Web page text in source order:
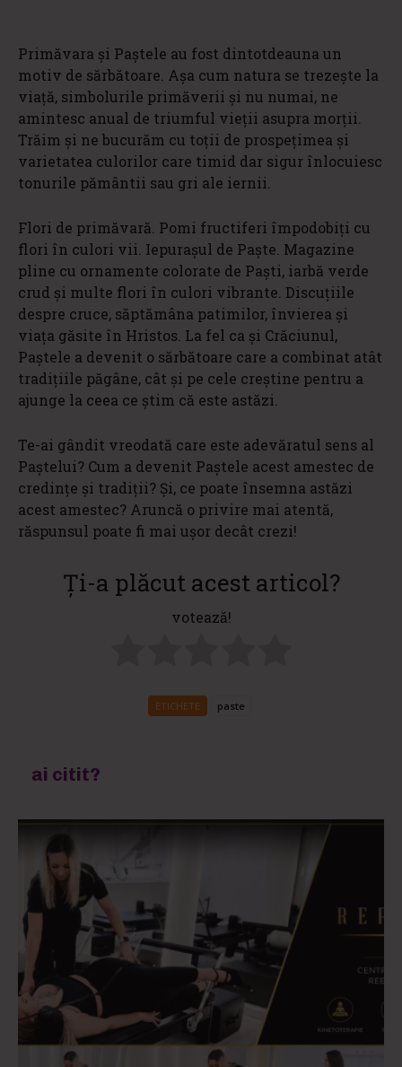
Primăvara și Paștele au fost dintotdeauna un
motiv de sărbătoare. Așa cum natura se trezește la
viață, simbolurile primăverii și nu numai, ne
amintesc anual de triumful vieții asupra morții.
Trăim și ne bucurăm cu toții de prospețimea și
varietatea culorilor care timid dar sigur înlocuiesc
tonurile pământii sau gri ale iernii.
Flori de primăvară. Pomi fructiferi împodobiți cu
flori în culori vii. Iepurașul de Paște. Magazine
pline cu ornamente colorate de Paști, iarbă verde
crud și multe flori în culori vibrante. Discuțiile
despre cruce, săptămâna patimilor, învierea și
viața găsite în Hristos. La fel ca și Crăciunul,
Paștele a devenit o sărbătoare care a combinat atât
tradițiile păgâne, cât și pe cele creștine pentru a
ajunge la ceea ce știm că este astăzi.
Te-ai gândit vreodată care este adevăratul sens al
Paștelui? Cum a devenit Paștele acest amestec de
credințe și tradiții? Și, ce poate însemna astăzi
acest amestec? Aruncă o privire mai atentă,
răspunsul poate fi mai ușor decât crezi!
Ți-a plăcut acest articol?
votează!
ETICHETE paste
ai citit?